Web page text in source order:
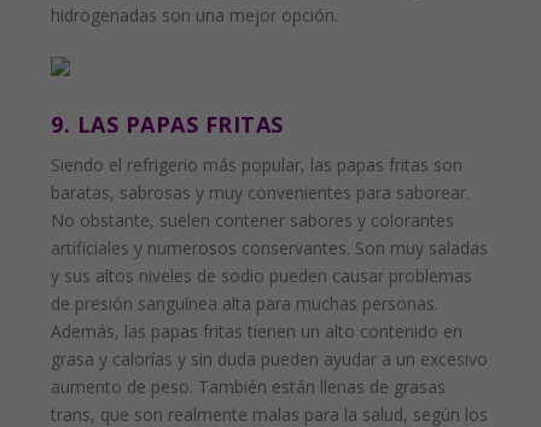
hidrogenadas son una mejor opción.
9. LAS PAPAS FRITAS
Siendo el refrigerio más popular, las papas fritas son
baratas, sabrosas y muy convenientes para saborear.
No obstante, suelen contener sabores y colorantes
artificiales y numerosos conservantes. Son muy saladas
y sus altos niveles de sodio pueden causar problemas
de presión sanguínea alta para muchas personas.
Además, las papas fritas tienen un alto contenido en
grasa y calorías y sin duda pueden ayudar a un excesivo
aumento de peso. También están llenas de grasas
trans, que son realmente malas para la salud, según los